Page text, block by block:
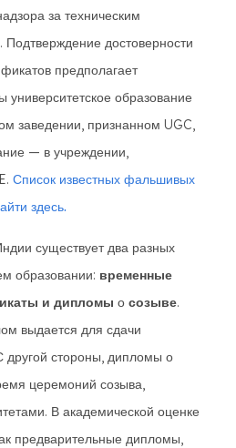
за техническим
Подтверждение достоверности
предполагает
университетское образование
заведении, признанном UGC,
— в учреждении,
Список известных фальшивых
здесь.
существует два разных
образовании: временные
и дипломы о созыве.
выдается для сдачи
другой стороны, дипломы о
церемоний созыва,
В академической оценке
предварительные дипломы,